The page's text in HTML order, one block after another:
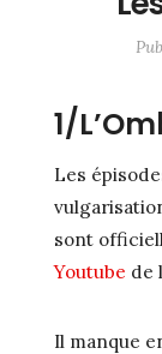
1/
Les
sont
Youtube de
Il manque
Instagram
#6233 (pas de